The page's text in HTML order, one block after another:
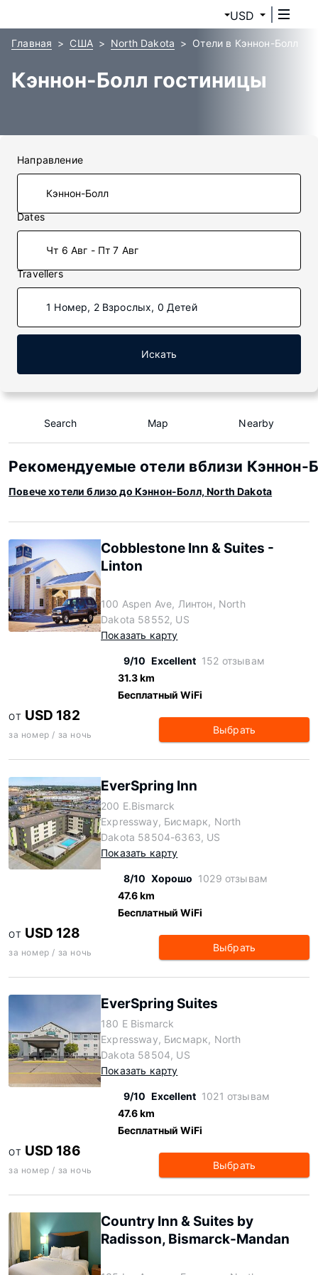
USD
Главная США North Dakota Отели в Кэннон-Болл
Кэннон-Болл гостиницы
Направление
Dates
Чт 6 Авг - Пт 7 Авг
Travellers
1 Номер, 2 Взрослых, 0 Детей
Искать
Search Map Nearby
Рекомендуемые отели вблизи Кэннон-
Повече хотели близо до Кэннон-Болл, North Dakota
Cobblestone Inn & Suites -
Linton
100 Aspen Ave, Линтон, North
Dakota 58552, US
Показать карту
9/10 Excellent 152 отзывам
31.3 km
Бесплатный WiFi
ОТ USD 182
за номер / за ночь Выбрать
EverSpring Inn
200 E.Bismarck
Expressway, Бисмарк, North
Dakota 58504-6363, US
Показать карту
8/10 Хорошо 1029 отзывам
47.6 km
Бесплатный WiFi
ОТ USD 128
за номер / за ночь Выбрать
EverSpring Suites
180 E Bismarck
Expressway, Бисмарк, North
Dakota 58504, US
Показать карту
9/10 Excellent 1021 отзывам
47.6 km
Бесплатный WiFi
ОТ USD 186
за номер / за ночь Выбрать
Country Inn & Suites by
Radisson, Bismarck-Mandan